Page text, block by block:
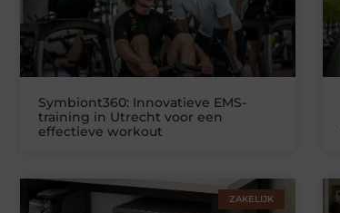
Symbiont360: Innovatieve EMS-
training in Utrecht voor een
effectieve workout
ZAKELIJK